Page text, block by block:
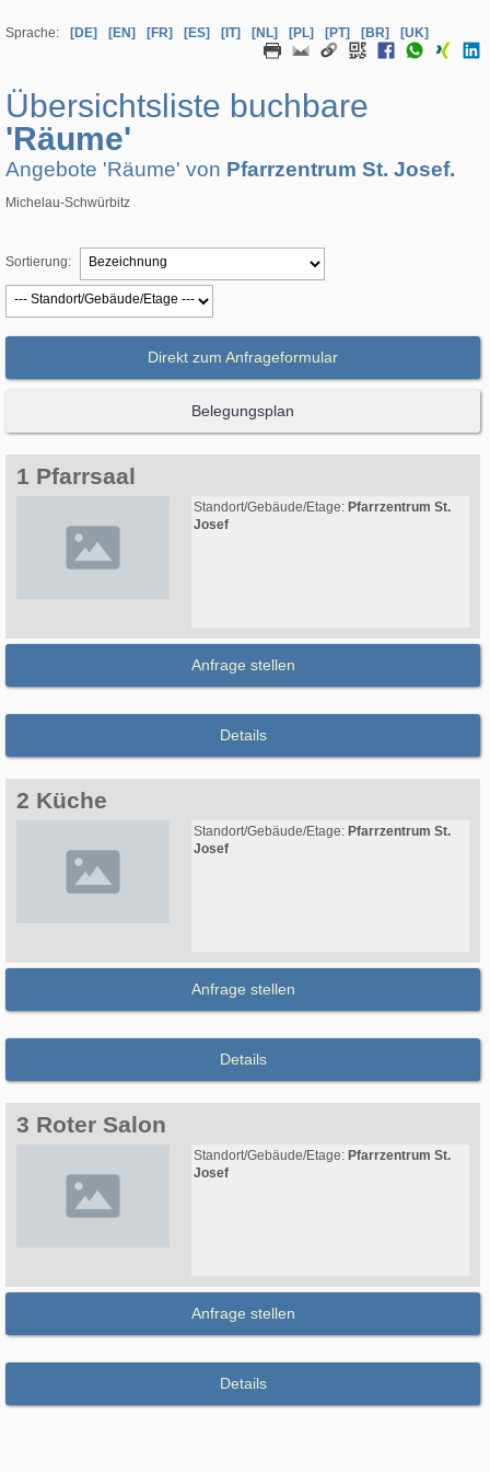
Sprache: [DE] [EN] [FR] [ES] [IT] [NL] [PL] [PT] [BR] [UK]
Übersichtsliste buchbare
'Räume'
Angebote 'Räume' von Pfarrzentrum St. Josef.
Michelau-Schwürbitz
Sortierung:
Direkt zum Anfrageformular
Belegungsplan
1 Pfarrsaal
Standort/Gebäude/Etage: Pfarrzentrum St.
Josef
Anfrage stellen
Details
2 Küche
Standort/Gebäude/Etage: Pfarrzentrum St.
Josef
Anfrage stellen
Details
3 Roter Salon
Standort/Gebäude/Etage: Pfarrzentrum St.
Josef
Anfrage stellen
Details